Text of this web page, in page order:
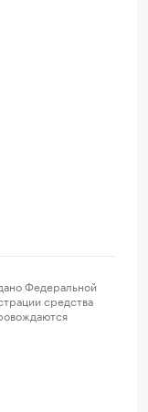
Федеральной
средства